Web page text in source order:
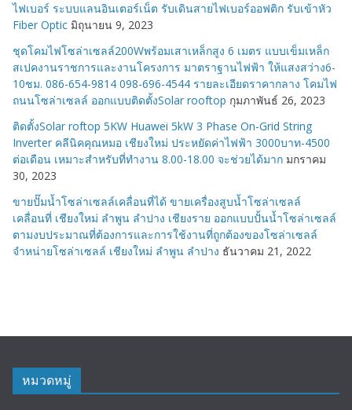
ไฟเบอร์ ระบบแลนอินเตอร์เน็ต รับเดินสายไฟเบอร์ออฟติก รับเข้าหัว
Fiber Optic มิถุนายน 9, 2023
ชุดโคมไฟโซล่าเซลล์200Wพร้อมเสาเหล็กสูง 6 เมตร แบบเข็มเหล็ก
สเปคงานราชการและงานโครงการ มาตราฐานไฟฟ้า ให้แสงสว่าง6-
10ชม. 086-654-9814 098-696-4544 รายละเอียดราคากลาง โคมไฟ
ถนนโซล่าเซลล์ ออกแบบติดตั้งSolar rooftop กุมภาพันธ์ 26, 2023
ติดตั้งSolar roftop 5KW Huawei 5kW 3 Phase On-Grid String
Inverter คลีนิคคุณหมอ เชียงใหม่ ประหยัดค่าไฟฟ้า 3000บาท-4500
ต่อเดือน เหมาะสำหรับที่ทำงาน 8.00-18.00 จะช่วยได้มาก มกราคม
30, 2023
ขายปั๊มน้ำโซล่าเซลล์เคลื่อนที่ได้ ขายเครื่องสูบน้ำโซล่าเซลล์
เคลื่อนที่ เชียงใหม่ ลำพูน ลำปาง เชียงราย ออกแบบปั้นน้ำโซล่าเซลล์
ตามงบประมาณที่ต้องการและการใช้งานที่ถูกต้องของโซล่าเซลล์
จำหน่ายโซล่าเซลล์ เชียงใหม่ ลำพูน ลำปาง ธันวาคม 21, 2022
หมวดหมู่